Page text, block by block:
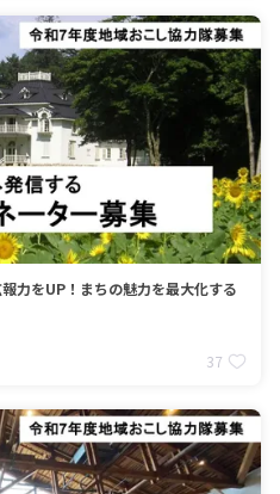
力をUP！まちの魅力を最大化する
37